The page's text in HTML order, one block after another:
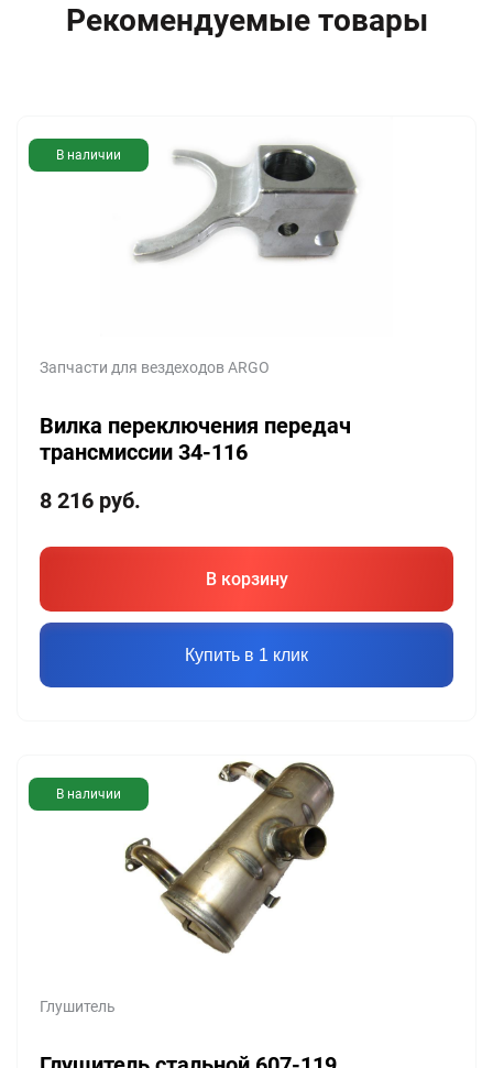
Рекомендуемые товары
В наличии
Запчасти для вездеходов ARGO
Вилка переключения передач
трансмиссии 34-116
8 216 руб.
В корзину
Купить в 1 клик
В наличии
Глушитель